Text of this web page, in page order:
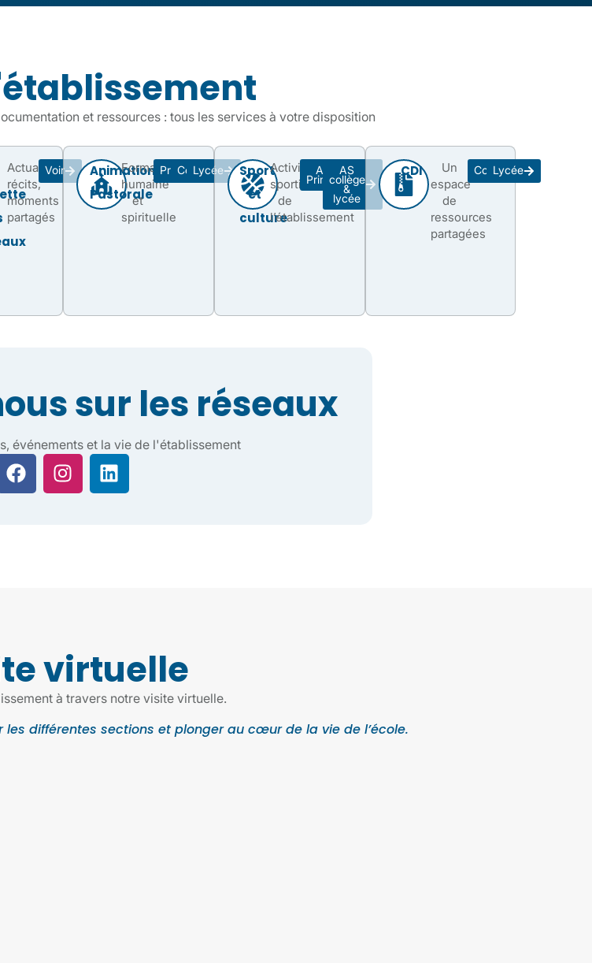
et ressources : tous les services à votre disposition
Actualités,
récits,
moments
partagés
Voir
Animation
Pastorale
Formation
humaine
et
spirituelle
Primaire
Collège
Lycée
Sport
et
culture
Activités
sportives
de
l’établissement
ASC
Primaire
AS
collège
&
lycée
CDI
Un
espace
de
ressources
partagées
Collège
Lycée
sur les réseaux
événements et la vie de l'établissement
virtuelle
à travers notre visite virtuelle.
les différentes sections et plonger au cœur de la vie de l’école.